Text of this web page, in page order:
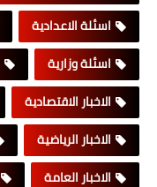
اسئلة الاعدادية
اسئلة وزارية
الاخبار الاقتصادية
الاخبار الرياضية
الاخبار العامة